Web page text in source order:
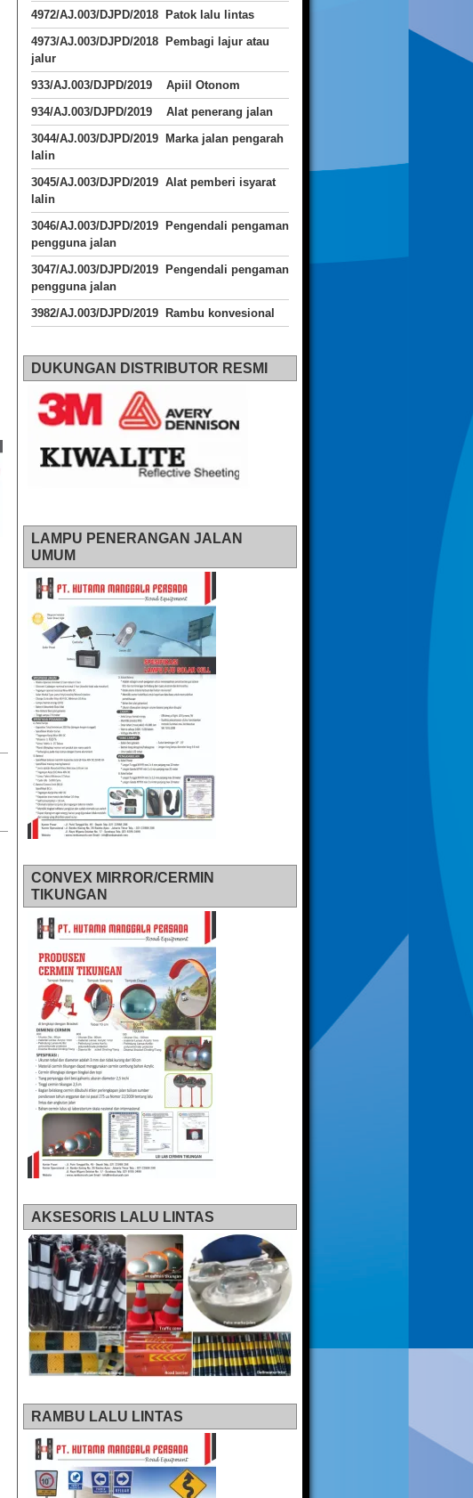
4972/AJ.003/DJPD/2018 Patok lalu lintas
4973/AJ.003/DJPD/2018
Pembagi lajur atau
jalur
933/AJ.003/DJPD/2019 Apiil Otonom
934/AJ.003/DJPD/2019 Alat penerang jalan
3044/AJ.003/DJPD/2019 Marka jalan pengarah
lalin
3045/AJ.003/DJPD/2019 Alat pemberi isyarat
lalin
3046/AJ.003/DJPD/2019 Pengendali pengaman
pengguna jalan
3047/AJ.003/DJPD/2019 Pengendali pengaman
pengguna jalan
3982/AJ.003/DJPD/2019 Rambu konvesional
DUKUNGAN DISTRIBUTOR RESMI
LAMPU PENERANGAN JALAN
UMUM
CONVEX MIRROR/CERMIN
TIKUNGAN
AKSESORIS LALU LINTAS
RAMBU LALU LINTAS